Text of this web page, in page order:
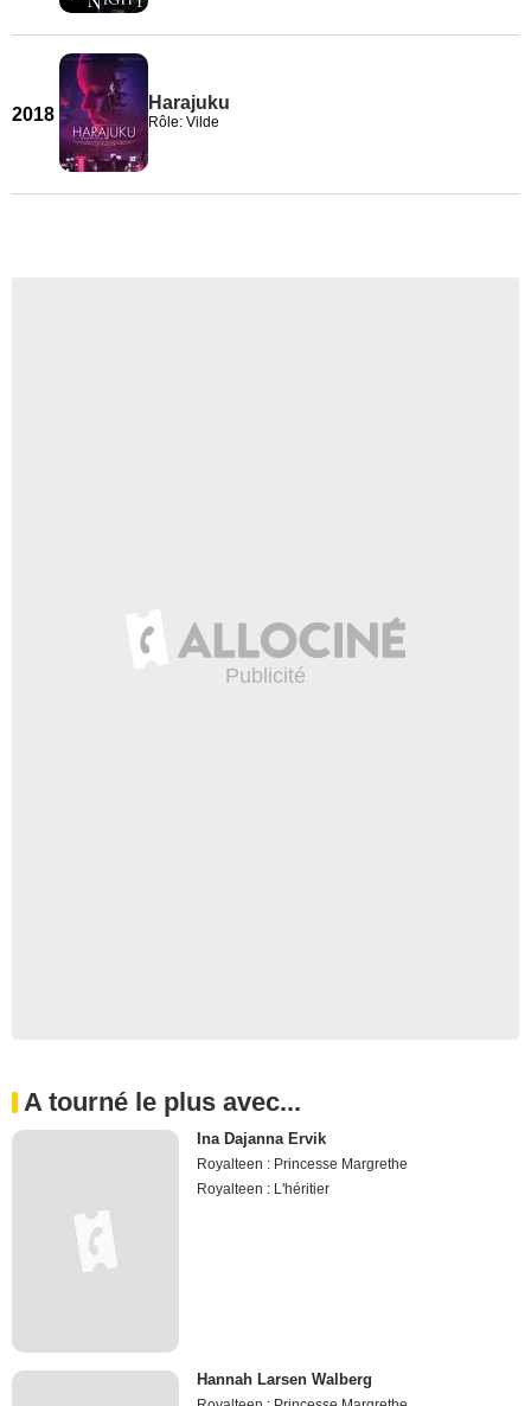
2018
Harajuku
Rôle: Vilde
A tourné le plus avec...
Ina Dajanna Ervik
Royalteen : Princesse Margrethe
Royalteen : L'héritier
Hannah Larsen Walberg